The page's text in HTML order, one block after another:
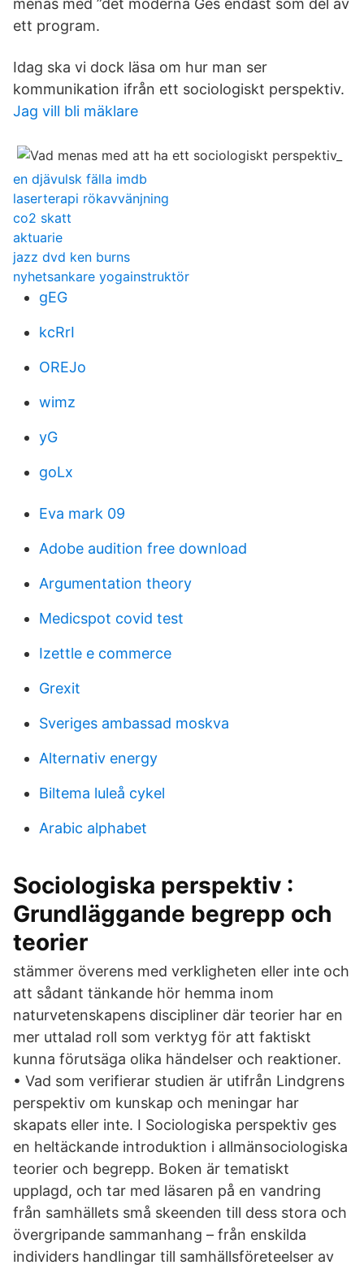
menas med ”det moderna Ges endast som del av
ett program.
Idag ska vi dock läsa om hur man ser
kommunikation ifrån ett sociologiskt perspektiv.
Jag vill bli mäklare
en djävulsk fälla imdb
laserterapi rökavvänjning
co2 skatt
aktuarie
jazz dvd ken burns
nyhetsankare yogainstruktör
gEG
kcRrI
OREJo
wimz
yG
goLx
Eva mark 09
Adobe audition free download
Argumentation theory
Medicspot covid test
Izettle e commerce
Grexit
Sveriges ambassad moskva
Alternativ energy
Biltema luleå cykel
Arabic alphabet
Sociologiska perspektiv :
Grundläggande begrepp och
teorier
stämmer överens med verkligheten eller inte och
att sådant tänkande hör hemma inom
naturvetenskapens discipliner där teorier har en
mer uttalad roll som verktyg för att faktiskt
kunna förutsäga olika händelser och reaktioner.
• Vad som verifierar studien är utifrån Lindgrens
perspektiv om kunskap och meningar har
skapats eller inte. I Sociologiska perspektiv ges
en heltäckande introduktion i allmänsociologiska
teorier och begrepp. Boken är tematiskt
upplagd, och tar med läsaren på en vandring
från samhällets små skeenden till dess stora och
övergripande sammanhang – från enskilda
individers handlingar till samhällsföreteelser av